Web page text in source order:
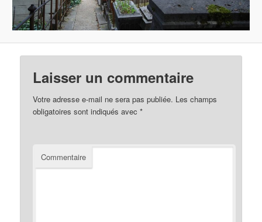
Laisser un commentaire
Votre adresse e-mail ne sera pas publiée. Les champs
obligatoires sont indiqués avec*
Commentaire